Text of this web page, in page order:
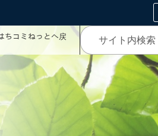
ちコミねっとへ戻